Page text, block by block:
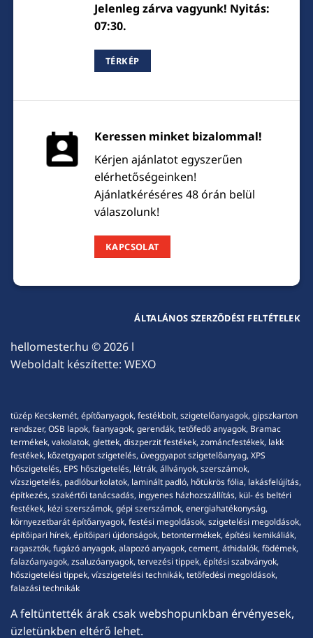
Jelenleg zárva vagyunk! Nyitás:
07:30.
TÉRKÉP
Keressen minket bizalommal!
Kérjen ajánlatot egyszerűen
elérhetőségeinken!
Ajánlatkéréséres 48 órán belül
válaszolunk!
KAPCSOLAT
hellomester.hu © 2026 l
Weboldalt készítette: WEXO
ÁLTALÁNOS SZERZŐDÉSI FELTÉTELEK
tüzép Kecskemét, építőanyagok, festékbolt, szigetelőanyagok, gipszkarton
rendszer, OSB lapok, faanyagok, gerendák, tetőfedő anyagok, Bramac
termékek, vakolatok, glettek, diszperzit festékek, zománcfestékek, lakk
festékek, kőzetgyapot szigetelés, üveggyapot szigetelőanyag, XPS
hőszigetelés, EPS hőszigetelés, létrák, állványok, szerszámok,
vízszigetelés, padlóburkolatok, laminált padló, hőtükrös fólia, lakásfelújítás,
építkezés, szakértői tanácsadás, ingyenes házhozszállítás, kül- és beltéri
festékek, kézi szerszámok, gépi szerszámok, energiahatékonyság,
környezetbarát építőanyagok, festési megoldások, szigetelési megoldások,
építőipari hírek, építőipari újdonságok, betontermékek, építési kemikáliák,
ragasztók, fugázó anyagok, alapozó anyagok, cement, áthidalók, födémek,
falazóanyagok, zsaluzóanyagok, tervezési tippek, építési szabványok,
hőszigetelési tippek, vízszigetelési technikák, tetőfedési megoldások,
falazási technikák
A feltüntették árak csak webshopunkban érvényesek,
üzletünkben eltérő lehet.